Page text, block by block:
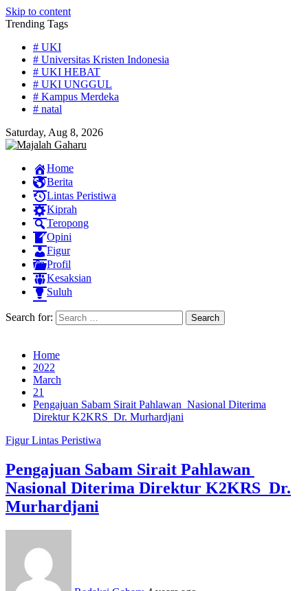
Skip to content
Trending Tags
# UKI
# Universitas Kristen Indonesia
# UKI HEBAT
# UKI UNGGUL
# Kampus Merdeka
# natal
Saturday, Aug 8, 2026
Home
Berita
Lintas Peristiwa
Kiprah
Teropong
Opini
Figur
Profil
Kesaksian
Suluh
Search for:
Home
2022
March
21
Pengajuan Sabam Sirait Pahlawan Nasional Diterima
Direktur K2KRS Dr. Murhardjani
FigurLintas Peristiwa
Pengajuan Sabam Sirait Pahlawan
Nasional Diterima Direktur K2KRS Dr.
Murhardjani